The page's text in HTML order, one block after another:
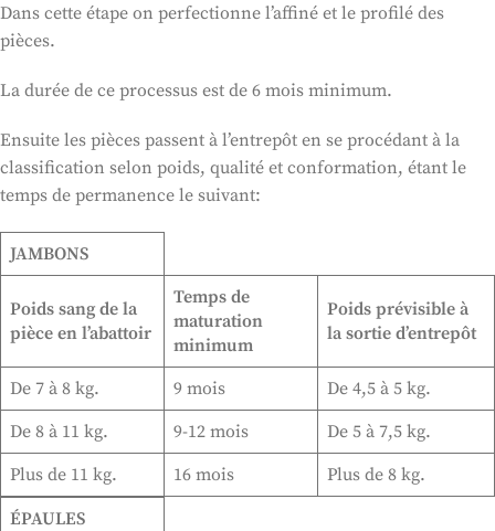
Dans cette étape on perfectionne l’affiné et le profilé des
pièces.
La durée de ce processus est de 6 mois minimum.
Ensuite les pièces passent à l’entrepôt en se procédant à la
classification selon poids, qualité et conformation, étant le
temps de permanence le suivant:
JAMBONS
Poids sang de la
pièce en l’abattoir
Temps de
maturation
minimum
Poids prévisible à
la sortie d’entrepôt
De 7 à 8 kg. 9 mois
De 4,5 à 5 kg.
De 8 à 11 kg.
9-12 mois
De 5 à 7,5 kg.
Plus de 11 kg.
16 mois
Plus de 8 kg.
ÉPAULES